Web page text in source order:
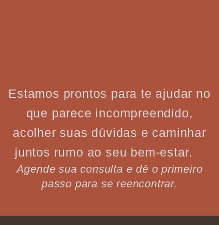
Estamos prontos para te ajudar no
que parece incompreendido,
acolher suas dúvidas e caminhar
juntos rumo ao seu bem-estar.
Agende sua consulta e dê o primeiro
passo para se reencontrar.